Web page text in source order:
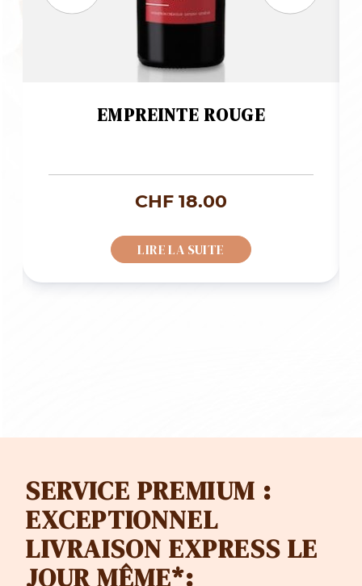
EMPREINTE ROUGE
CHF 18.00
LIRE LA SUITE
SERVICE PREMIUM :
EXCEPTIONNEL
LIVRAISON EXPRESS LE
JOUR MÊME*: